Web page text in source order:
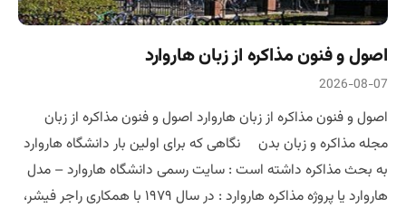
اصول و فنون مذاکره از زبان هاروارد
2026-08-07
اصول و فنون مذاکره از زبان هاروارد اصول و فنون مذاکره از زبان
مجله مذاکره و زبان بدن نگاهی که برای اولین بار دانشگاه هاروارد
به بحث مذاکره داشته است : سایت رسمی دانشگاه هاروارد – مدل
هاروارد یا پروژه مذاکره هاروارد : در سال ۱۹۷۹ با همکاری راجر فیشر،